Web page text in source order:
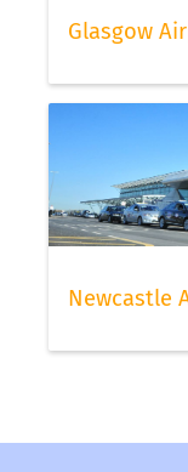
Glasgow
Newcastle